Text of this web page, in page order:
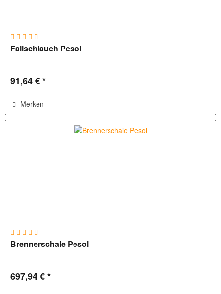
Fallschlauch Pesol
91,64 € *
Merken
Brennerschale Pesol
697,94 € *